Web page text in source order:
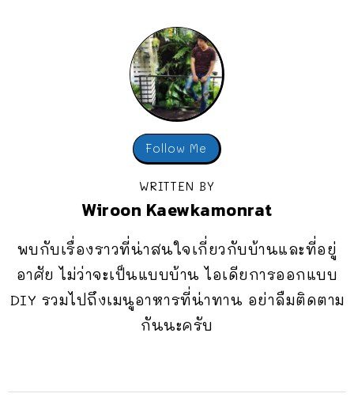
Follow Me
WRITTEN BY
Wiroon Kaewkamonrat
พบกับเรื่องราวที่น่าสนใจเกี่ยวกับบ้านและที่อยู่
อาศัย ไม่ว่าจะเป็นแบบบ้าน ไอเดียการออกแบบ
DIY รวมไปถึงเมนูอาหารที่น่าทาน อย่าลืมติดตาม
กันนะครับ